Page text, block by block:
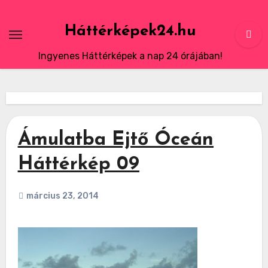
content
Háttérképek24.hu
Ingyenes Háttérképek a nap 24 órájában!
Ámulatba Ejtő Óceán
Háttérkép 09
március 23, 2014